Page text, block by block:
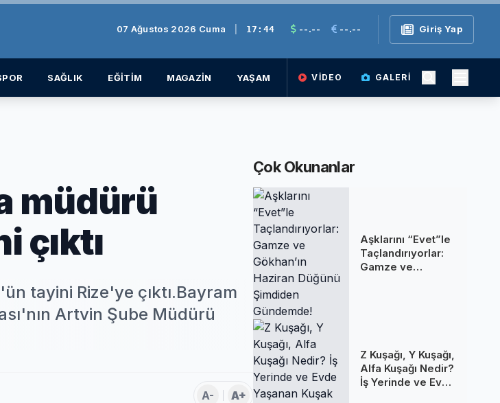
07 Ağustos 2026 Cuma 17:44 --.-- --.-- Giriş Yap
SAĞLIK EĞİTİM MAGAZİN YAŞAM VIDEO GALERI
müdürü
çıktı
tayini Rize'ye çıktı.Bayram
Artvin Şube Müdürü
A- A+
Çok Okunanlar
Aşklarını “Evet”le
Taçlandırıyorlar:
Gamze ve
Z Kuşağı, Y Kuşağı,
Alfa Kuşağı Nedir?
İş Yerinde ve Evde